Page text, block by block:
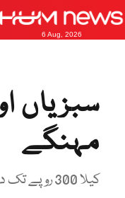
6 Aug, 2026
سبزیاں
مہنگے
کیلا 300 روپے تک درجن جبکہ پیاز 350 فی کلو تک فروخت ہو رہے ہیں